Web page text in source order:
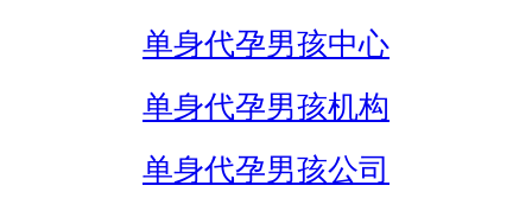
单身代孕男孩中心
单身代孕男孩机构
单身代孕男孩公司